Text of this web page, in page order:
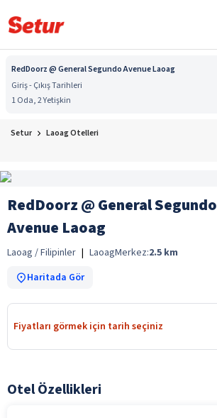
RedDoorz @ General Segundo Avenue Laoag
Giriş - Çıkış Tarihleri
1 Oda, 2 Yetişkin
Setur Laoag Otelleri
RedDoorz @ General Segundo
Avenue Laoag
Laoag / Filipinler | LaoagMerkez:2.5 km
Haritada Gör
Fiyatları görmek için tarih seçiniz
Otel Özellikleri